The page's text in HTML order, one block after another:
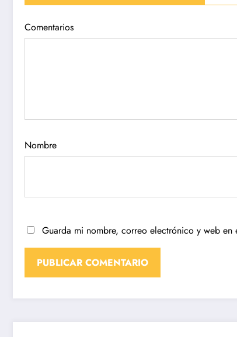
Comentarios
Nombre
Guarda mi nombre, correo electrónico y web